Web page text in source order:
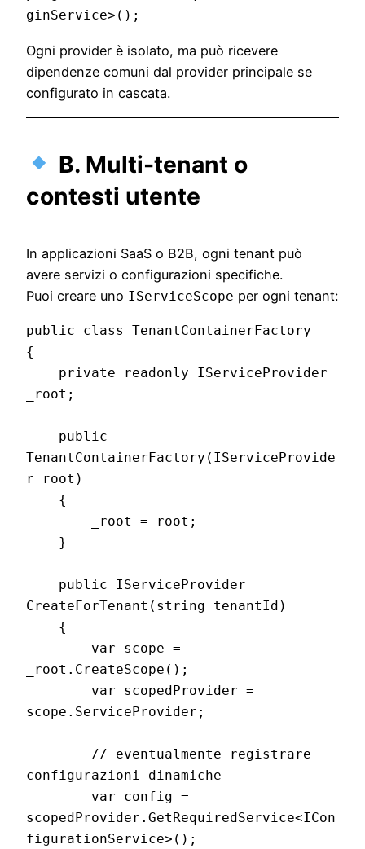
Ogni provider è isolato, ma può ricevere
dipendenze comuni dal provider principale se
configurato in cascata.
B. Multi-tenant o
contesti utente
In applicazioni SaaS o B2B, ogni tenant può
avere servizi o configurazioni specifiche.
Puoi creare uno IServiceScope per ogni tenant:
public class TenantContainerFactory
{
_root;
TenantContainerFactory(IServiceProvide
r root)
CreateForTenant(string tenantId)
_root.CreateScope();
scope.ServiceProvider;
configurazioni dinamiche
scopedProvider.GetRequiredService<ICon
figurationService>();